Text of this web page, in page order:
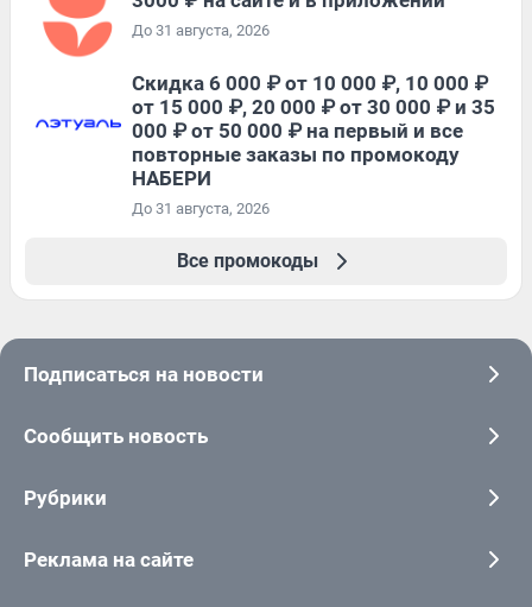
До 31 августа, 2026
Скидка 6 000 ₽ от 10 000 ₽, 10 000 ₽
от 15 000 ₽, 20 000 ₽ от 30 000 ₽ и 35
000 ₽ от 50 000 ₽ на первый и все
повторные заказы по промокоду
НАБЕРИ
До 31 августа, 2026
Все промокоды
Подписаться на новости
Сообщить новость
Рубрики
Реклама на сайте